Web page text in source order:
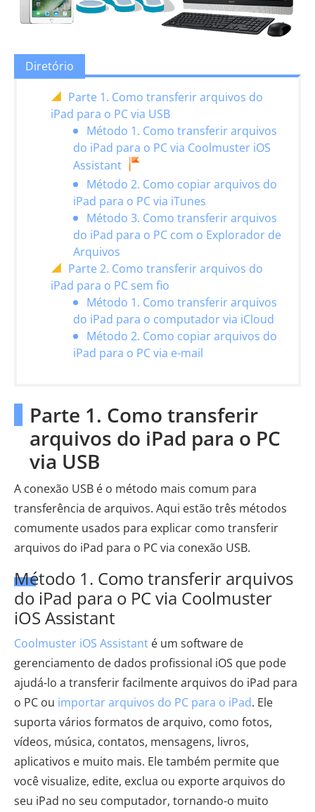
Diretório
Parte 1. Como transferir arquivos do
iPad para o PC via USB
Método 1. Como transferir arquivos
do iPad para o PC via Coolmuster iOS
Assistant
Método 2. Como copiar arquivos do
iPad para o PC via iTunes
Método 3. Como transferir arquivos
do iPad para o PC com o Explorador de
Arquivos
Parte 2. Como transferir arquivos do
iPad para o PC sem fio
Método 1. Como transferir arquivos
do iPad para o computador via iCloud
Método 2. Como copiar arquivos do
iPad para o PC via e-mail
Parte 1. Como transferir
arquivos do iPad para o PC
via USB
A conexão USB é o método mais comum para
transferência de arquivos. Aqui estão três métodos
comumente usados para explicar como transferir
arquivos do iPad para o PC via conexão USB.
Método 1. Como transferir arquivos
do iPad para o PC via Coolmuster
iOS Assistant
Coolmuster iOS Assistant é um software de
gerenciamento de dados profissional iOS que pode
ajudá-lo a transferir facilmente arquivos do iPad para
o PC ou importar arquivos do PC para o iPad. Ele
suporta vários formatos de arquivo, como fotos,
vídeos, música, contatos, mensagens, livros,
aplicativos e muito mais. Ele também permite que
você visualize, edite, exclua ou exporte arquivos do
seu iPad no seu computador, tornando-o muito